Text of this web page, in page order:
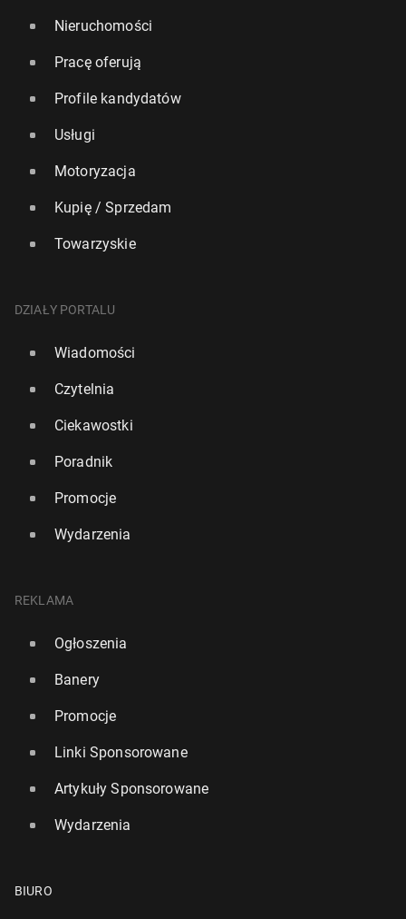
Nieruchomości
Pracę oferują
Profile kandydatów
Usługi
Motoryzacja
Kupię / Sprzedam
Towarzyskie
DZIAŁY PORTALU
Wiadomości
Czytelnia
Ciekawostki
Poradnik
Promocje
Wydarzenia
REKLAMA
Ogłoszenia
Banery
Promocje
Linki Sponsorowane
Artykuły Sponsorowane
Wydarzenia
BIURO